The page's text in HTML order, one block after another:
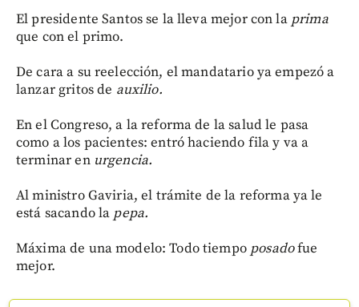
El presidente Santos se la lleva mejor con la prima
que con el primo.
De cara a su reelección, el mandatario ya empezó a
lanzar gritos de auxilio.
En el Congreso, a la reforma de la salud le pasa
como a los pacientes: entró haciendo fila y va a
terminar en urgencia.
Al ministro Gaviria, el trámite de la reforma ya le
está sacando la pepa.
Máxima de una modelo: Todo tiempo posadofue
mejor.